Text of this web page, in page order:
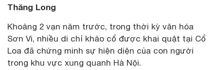
Thăng Long
Khoảng 2 vạn năm trước, trong thời kỳ văn hóa
Sơn Vi, nhiều di chỉ khảo cổ được khai quật tại Cổ
Loa đã chứng minh sự hiện diện của con người
trong khu vực xung quanh Hà Nội.